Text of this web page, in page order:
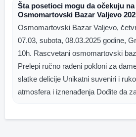
Šta posetioci mogu da očekuju
Osmomartovski Bazar Valjevo
Osmomartovski Bazar Valjevo,
07.03, subota, 08.03.2025 godine,
10h. Rascvetani osmomartovski
Prelepi ručno rađeni pokloni za
slatke delicije Unikatni suveniri i
atmosfera i iznenađenja Dođite da